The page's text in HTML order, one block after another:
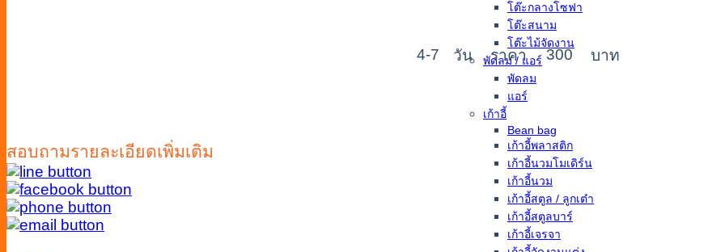
โต๊ะกลางโซฟา
โต๊ะสนาม
โต๊ะไม้จัดงาน
พัดลม / แอร์
พัดลม
แอร์
เก้าอี้
Bean bag
เก้าอี้พลาสติก
เก้าอี้นวมโมเดิร์น
เก้าอี้นวม
เก้าอี้สตูล / ลูกเต๋า
เก้าอี้สตูลบาร์
เก้าอี้เจรจา
4-7 วัน ราคา 300 บาท
สอบถามรายละเอียดเพิ่มเติม